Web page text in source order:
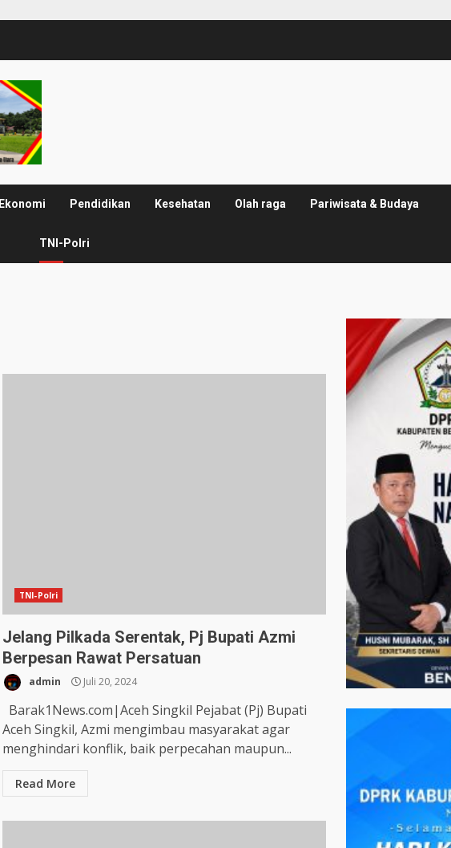
Ekonomi Pendidikan Kesehatan Olah raga Pariwisata & Budaya
TNI-Polri
TNI-Polri
Jelang Pilkada Serentak, Pj Bupati Azmi
Berpesan Rawat Persatuan
admin Juli 20, 2024
Barak1News.com|Aceh Singkil Pejabat (Pj) Bupati
Aceh Singkil, Azmi mengimbau masyarakat agar
menghindari konflik, baik perpecahan maupun...
Read More